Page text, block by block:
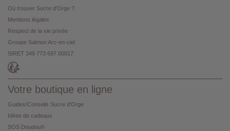
Où trouver Sucre d'Orge ?
Mentions légales
Respect de la vie privée
Groupe Salmon Arc-en-ciel
SIRET 349 773 697 00017
Votre boutique en ligne
Guides/Conseils Sucre d'Orge
Idées de cadeaux
SOS Doudou®